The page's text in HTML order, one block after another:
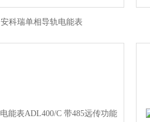
安科瑞单相导轨电能表